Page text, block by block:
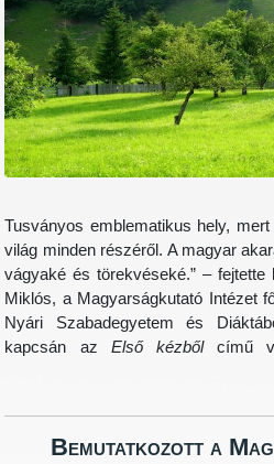
„Tusványos emblematikus
világ minden részéről. A
vágyaké és törekvéseké.” –
Miklós, a Magyarságkutató
Nyári Szabadegyetem és
kapcsán azElső kézből
Bemutatkozott